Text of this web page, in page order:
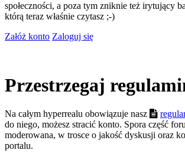
społeczności, a poza tym zniknie też irytujący
którą teraz właśnie czytasz ;-)
Załóż konto Zaloguj się
Przestrzegaj
Na całym hyperrealu obowiązuje nasz
do niego, możesz stracić konto. Spora część
moderowana, w trosce o jakość dyskusji oraz
portalu.